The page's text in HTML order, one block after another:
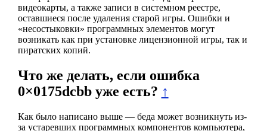
видеокарты, а также записи в системном реестре,
оставшиеся после удаления старой игры. Ошибки и
«несостыковки» программных элементов могут
возникать как при установке лицензионной игры, так и
пиратских копий.
Что же делать, если ошибка
0×0175dcbb уже есть? ↑
Как было написано выше — беда может возникнуть из-
за устаревших программных компонентов компьютера,